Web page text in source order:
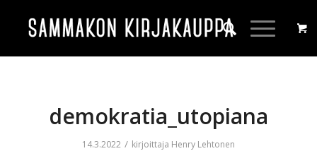
demokratia_utopiana
14.3.2022 / kirjoittaja Henry Lehtonen